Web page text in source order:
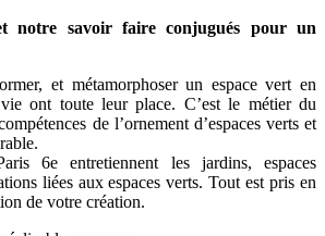
notre savoir faire conjugués pour un
et métamorphoser un espace vert en
ont toute leur place. C’est le métier du
de l’ornement d’espaces verts et
6e entretiennent les jardins, espaces
liées aux espaces verts. Tout est pris en
de votre création.